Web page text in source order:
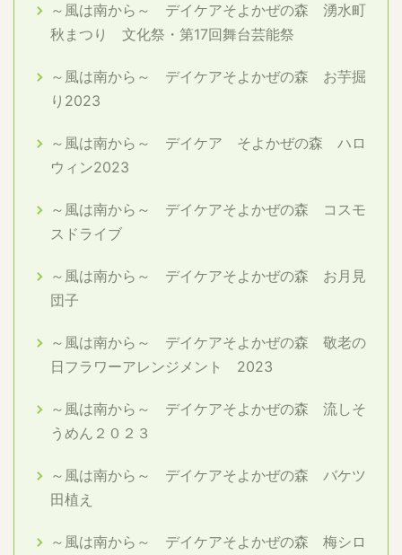
～風は南から～ デイケアそよかぜの森 湧水町
秋まつり 文化祭・第17回舞台芸能祭
～風は南から～ デイケアそよかぜの森 お芋掘
り2023
～風は南から～ デイケア そよかぜの森 ハロ
ウィン2023
～風は南から～ デイケアそよかぜの森 コスモ
スドライブ
～風は南から～ デイケアそよかぜの森 お月見
団子
～風は南から～ デイケアそよかぜの森 敬老の
日フラワーアレンジメント 2023
～風は南から～ デイケアそよかぜの森 流しそ
うめん２０２３
～風は南から～ デイケアそよかぜの森 バケツ
田植え
～風は南から～ デイケアそよかぜの森 梅シロ